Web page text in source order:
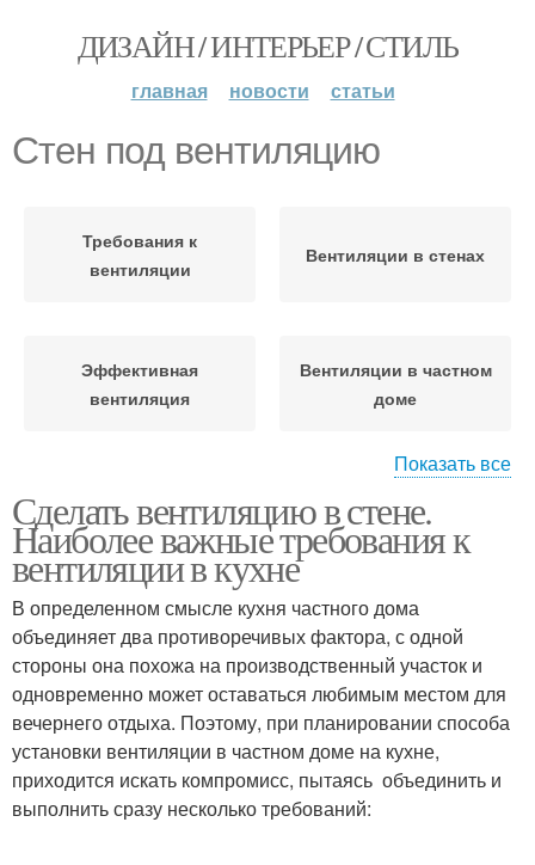
ДИЗАЙН / ИНТЕРЬЕР / СТИЛЬ
главная новости статьи
Стен под вентиляцию
Требования к
вентиляции
Вентиляции в стенах
Эффективная
вентиляция
Вентиляции в частном
доме
Клапан в стену Отверстия в стене
Дорогая вентиляция
Вентиляция в частном
доме
Показать все
Сделать вентиляцию в стене.
Наиболее важные требования к
вентиляции в кухне
В определенном смысле кухня частного дома
объединяет два противоречивых фактора, с одной
стороны она похожа на производственный участок и
одновременно может оставаться любимым местом для
вечернего отдыха. Поэтому, при планировании способа
установки вентиляции в частном доме на кухне,
приходится искать компромисс, пытаясь объединить и
выполнить сразу несколько требований: